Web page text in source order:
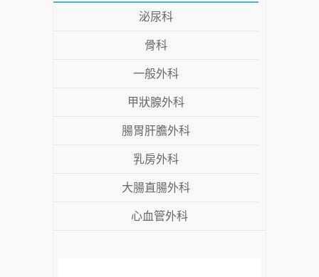
泌尿科
骨科
一般外科
甲狀腺外科
腸胃肝膽外科
乳房外科
大腸直腸外科
心血管外科